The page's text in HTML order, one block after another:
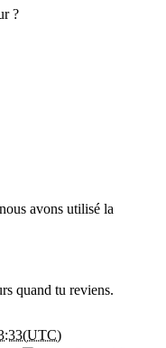
?
avons utilisé la
quand tu reviens.